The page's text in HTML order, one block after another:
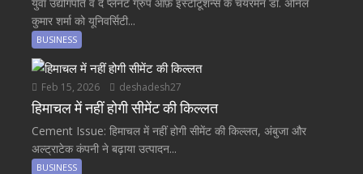
कुमार शर्मा को यूनिवर्सिटी...
BUSINESS
Feb 15, 2026 deshadesh27
हिमाचल में नहीं होगी सीमेंट की किल्लत
Cement Issue: हिमाचल में नहीं होगी सीमेंट की किल्लत, अंबुजा और
अल्ट्राटेक कंपनी ने बढ़ाया उत्पादन...
BUSINESS